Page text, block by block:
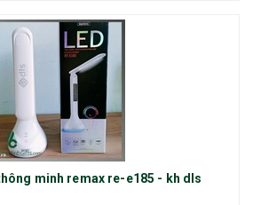
minh remax re-e185 - kh dls